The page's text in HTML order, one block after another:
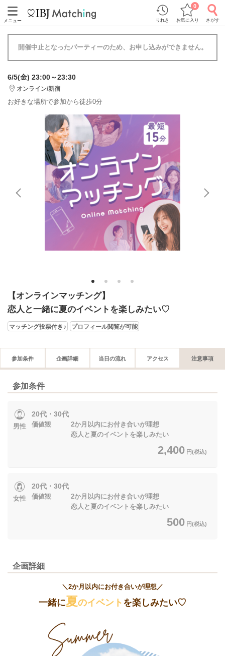
メニュー りれき お気に入り
0
さがす
開催中止となったパーティーのため、お申し込みができません。
6/5(金) 23:00～23:30
オンライン/新宿
お好きな場所で参加から徒歩0分
1 2 3 4
【オンラインマッチング】
恋人と一緒に夏のイベントを楽しみたい♡
マッチング投票付き♪ プロフィール閲覧が可能
参加条件 企画詳細 当日の流れ アクセス 注意事項
参加条件
男性
20代・30代
価値観 2か月以内にお付き合いが理想
恋人と夏のイベントを楽しみたい
2,400 円(税込)
女性
20代・30代
価値観 2か月以内にお付き合いが理想
恋人と夏のイベントを楽しみたい
500 円(税込)
企画詳細
＼2か月以内にお付き合いが理想／
一緒に夏のイベント を楽しみたい♡